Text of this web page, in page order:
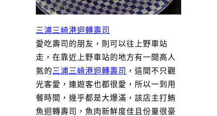
三浦三崎港迴轉壽司
愛吃壽司的朋友，則可以往上野車站
走，在靠近上野車站的地方有一間高人
氣的 三浦三崎港迴轉壽司 ，這間不只觀
光客愛，連遊客也都很愛，所以一到用
餐時間，幾乎都是大爆滿，該店主打鮪
魚迴轉壽司，魚肉新鮮度佳且份量很豪